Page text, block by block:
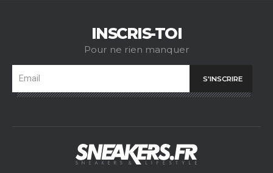
INSCRIS-TOI
Pour ne rien manquer